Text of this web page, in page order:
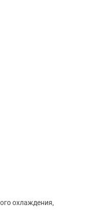
охлаждения,